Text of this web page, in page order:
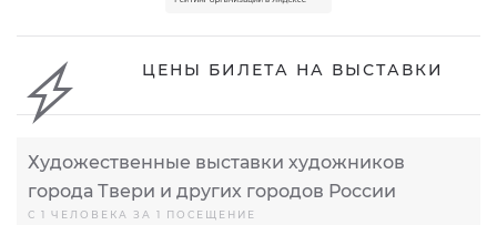
ЦЕНЫ БИЛЕТА НА ВЫСТАВКИ
Художественные выставки художников
города Твери и других городов России
С 1 ЧЕЛОВЕКА ЗА 1 ПОСЕЩЕНИЕ